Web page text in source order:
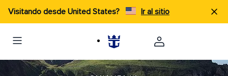
Visitando desde United States? Ir al sitio